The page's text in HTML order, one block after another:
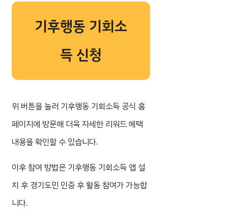
기후행동 기회소
득 신청
위 버튼을 눌러 기후행동 기회소득 공식 홈
페이지에 방문해 더욱 자세한 리워드 헤택
내용을 확인할 수 있습니다.
이후 참여 방법은 기후행동 기회소득 앱 설
치 후 경기도민 인증 후 활동 참여가 가능합
니다.